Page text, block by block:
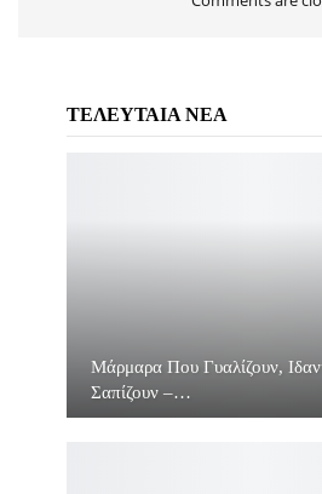
ΤΕΛΕΥΤΑΙΑ ΝΕΑ
Μάρμαρα Που Γυαλίζουν,
Σαπίζουν –…